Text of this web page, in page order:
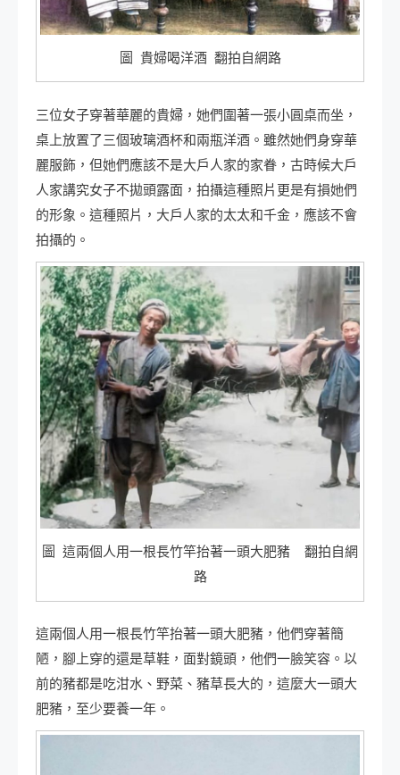
圖 貴婦喝洋酒 翻拍自網路
三位女子穿著華麗的貴婦，她們圍著一張小圓桌而坐，
桌上放置了三個玻璃酒杯和兩瓶洋酒。雖然她們身穿華
麗服飾，但她們應該不是大戶人家的家眷，古時候大戶
人家講究女子不拋頭露面，拍攝這種照片更是有損她們
的形象。這種照片，大戶人家的太太和千金，應該不會
拍攝的。
圖 這兩個人用一根長竹竿抬著一頭大肥豬 翻拍自網
路
這兩個人用一根長竹竿抬著一頭大肥豬，他們穿著簡
陋，腳上穿的還是草鞋，面對鏡頭，他們一臉笑容。以
前的豬都是吃泔水、野菜、豬草長大的，這麼大一頭大
肥豬，至少要養一年。